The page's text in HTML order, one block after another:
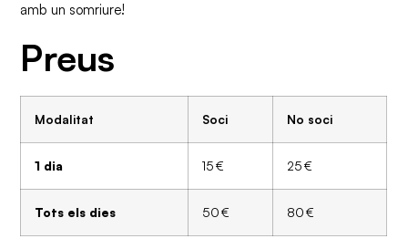
amb un somriure!
Preus
Modalitat Soci No soci
1 dia 15 € 25 €
Tots els dies 50 € 80 €